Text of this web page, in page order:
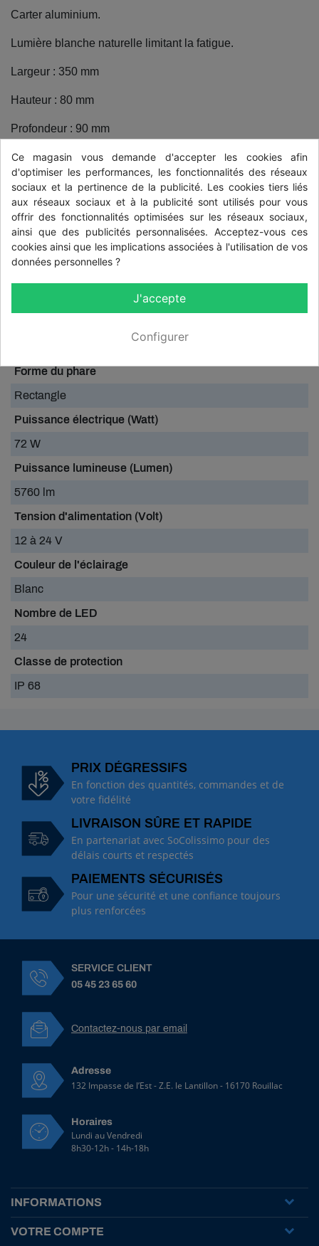
Carter aluminium.
Lumière blanche naturelle limitant la fatigue.
Largeur : 350 mm
Hauteur : 80 mm
Profondeur : 90 mm
DÉTAILS DU PRODUIT
Marque
AgriLED Work Light
Forme du phare
Rectangle
Puissance électrique (Watt)
72 W
Puissance lumineuse (Lumen)
5760 lm
Tension d'alimentation (Volt)
12 à 24 V
Couleur de l'éclairage
Blanc
Nombre de LED
24
Classe de protection
IP 68
PRIX DÉGRESSIFS
En fonction des quantités, commandes et de
votre fidélité
LIVRAISON SÛRE ET RAPIDE
En partenariat avec SoColissimo pour des
délais courts et respectés
PAIEMENTS SÉCURISÉS
Pour une sécurité et une confiance toujours
plus renforcées
SERVICE CLIENT
05 45 23 65 60
Contactez-nous par email
Adresse
132 Impasse de l’Est - Z.E. le Lantillon - 16170 Rouillac
Horaires
Lundi au Vendredi
8h30-12h - 14h-18h
INFORMATIONS
VOTRE COMPTE
Ce magasin vous demande d'accepter les cookies afin
d'optimiser les performances, les fonctionnalités des réseaux
sociaux et la pertinence de la publicité. Les cookies tiers liés
aux réseaux sociaux et à la publicité sont utilisés pour vous
offrir des fonctionnalités optimisées sur les réseaux sociaux,
ainsi que des publicités personnalisées. Acceptez-vous ces
cookies ainsi que les implications associées à l'utilisation de vos
données personnelles ?
J'accepte
Configurer